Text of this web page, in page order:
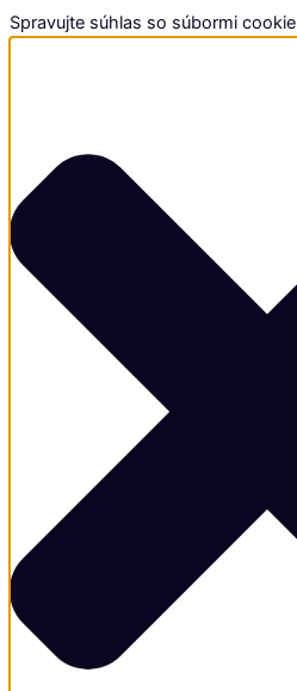
Spravujte súhlas so súbormi cookie